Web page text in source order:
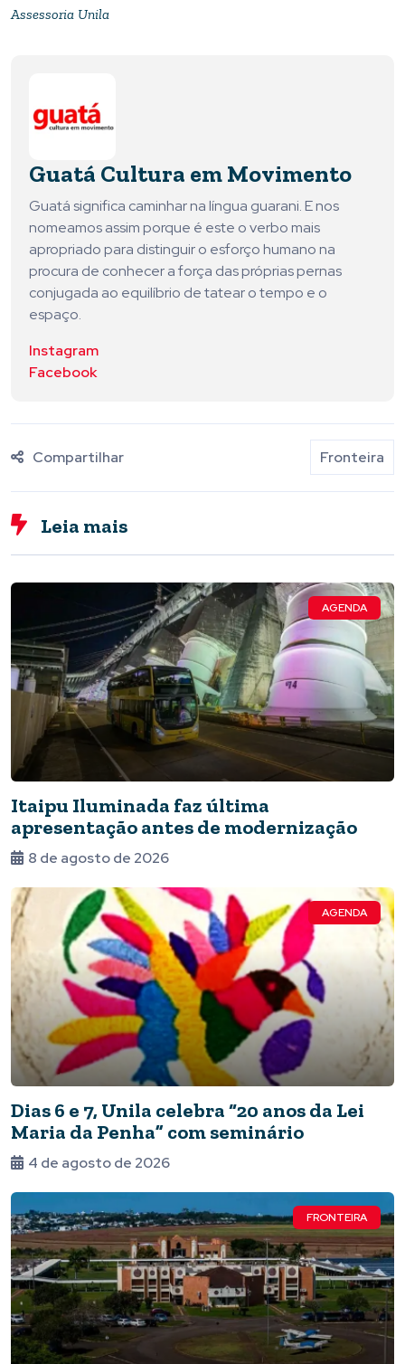
Assessoria Unila
Guatá Cultura em Movimento
Guatá significa caminhar na língua guarani. E nos
nomeamos assim porque é este o verbo mais
apropriado para distinguir o esforço humano na
procura de conhecer a força das próprias pernas
conjugada ao equilíbrio de tatear o tempo e o
espaço.
Instagram
Facebook
Compartilhar Fronteira
Leia mais
AGENDA
Itaipu Iluminada faz última
apresentação antes de modernização
8 de agosto de 2026
AGENDA
Dias 6 e 7, Unila celebra “20 anos da Lei
Maria da Penha” com seminário
4 de agosto de 2026
FRONTEIRA